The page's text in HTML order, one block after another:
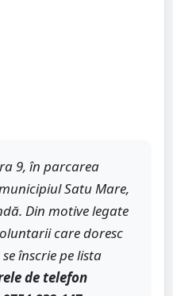
9, în parcarea
Satu Mare,
Din motive legate
care doresc
înscrie pe lista
de telefon